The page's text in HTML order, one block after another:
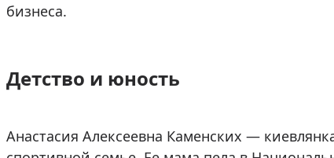
бизнеса.
Детство и юность
Анастасия Алексеевна Каменских —